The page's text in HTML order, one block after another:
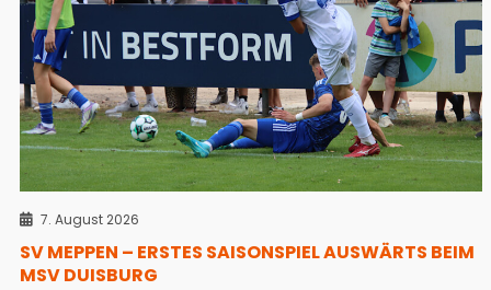
7. August 2026
SV MEPPEN – ERSTES SAISONSPIEL AUSWÄRTS BEIM
MSV DUISBURG